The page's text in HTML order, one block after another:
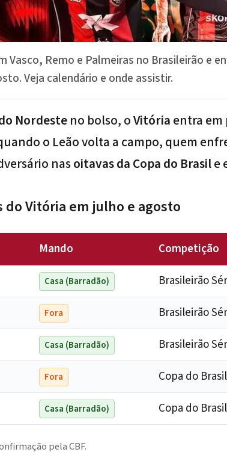
Vasco, Remo e Palmeiras no Brasileirão e
Veja calendário e onde assistir.
Nordesteno bolso, oVitóriaentra em
o Leão volta a campo, quem
nasoitavas da Copa do Brasile
do Vitória em julho e agosto
Mando Competição
Casa (Barradão) Brasileirão
Fora Brasileirão
Casa (Barradão) Brasileirão
Fora Copa do
Casa (Barradão) Copa do
pela CBF.